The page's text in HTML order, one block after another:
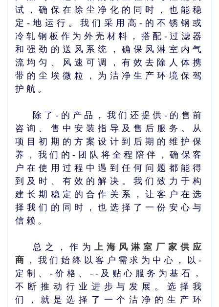
试，确保在除尘净化的同时，也能稳
定-地运行。我们采用高-的不锈钢或
冷轧钢板作为外壳材料，搭配-过滤器
和强劲的送风系统，确保风淋室内气
流均匀、风速可调，有效去除人体携
带的尘埃微粒，为洁净生产环境保驾
护航。
除了-的产品，我们还提供-的售前
咨询、售中安装指导及售后服务。从
项目初期的方案设计到后期的维护保
养，我们的-团队将全程陪伴，确保客
户在使用过程中遇到任何问题都能得
到及时、有效的解决。我们致力于构
建长期稳定的合作关系，让客户在选
择我们的同时，也选择了一份安心与
信赖。
总之，作为
上海风淋室厂家供应
商
，我们始终以客户需求为中心，以-
定制、-价格、--及贴心服务为基石，
不断推动行业进步与发展。选择我
们，就是选择了一个洁净的生产环